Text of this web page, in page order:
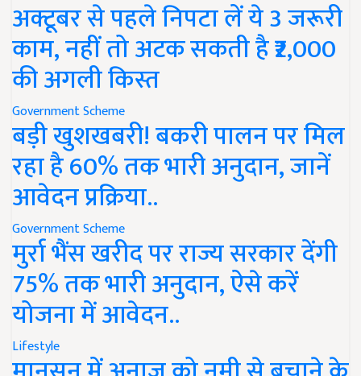
अक्टूबर से पहले निपटा लें ये 3 जरूरी
काम, नहीं तो अटक सकती है ₹2,000
की अगली किस्त
Government Scheme
बड़ी खुशखबरी! बकरी पालन पर मिल
रहा है 60% तक भारी अनुदान, जानें
आवेदन प्रक्रिया..
Government Scheme
मुर्रा भैंस खरीद पर राज्य सरकार देंगी
75% तक भारी अनुदान, ऐसे करें
योजना में आवेदन..
Lifestyle